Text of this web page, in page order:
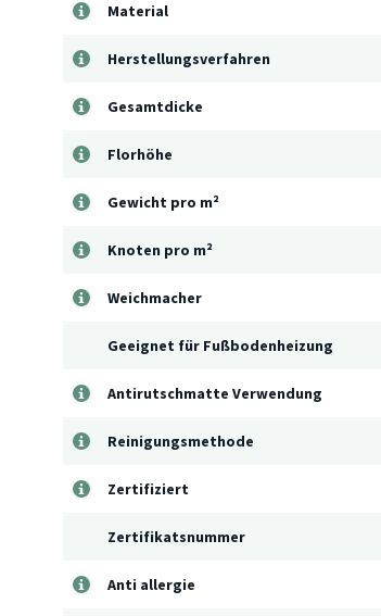
Material
Herstellungsverfahren
Gesamtdicke
Florhöhe
Gewicht pro m²
Knoten pro m²
Weichmacher
Geeignet für Fußbodenheizung
Antirutschmatte Verwendung
Reinigungsmethode
Zertifiziert
Zertifikatsnummer
Anti allergie